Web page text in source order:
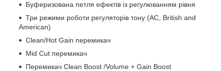
Буферизована петля ефектів із регулюванням рівня
Три режими роботи регуляторів тону (AC, British and
American)
Clean/Hot Gain перемикач
Mid Cut перемикач
Перемикач Clean Boost /Volume + Gain Boost